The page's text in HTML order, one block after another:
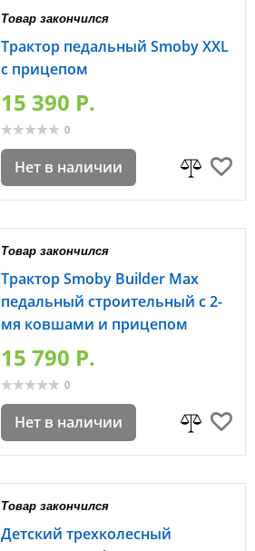
Товар закончился
Трактор педальный Smoby XXL
с прицепом
15 390 P.
0
Нет в наличии
Товар закончился
Трактор Smoby Builder Max
педальный строительный с 2-
мя ковшами и прицепом
15 790 P.
0
Нет в наличии
Товар закончился
Детский трехколесный